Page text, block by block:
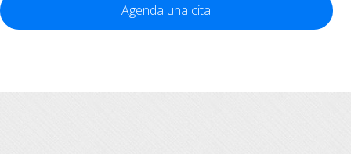
Agenda una cita